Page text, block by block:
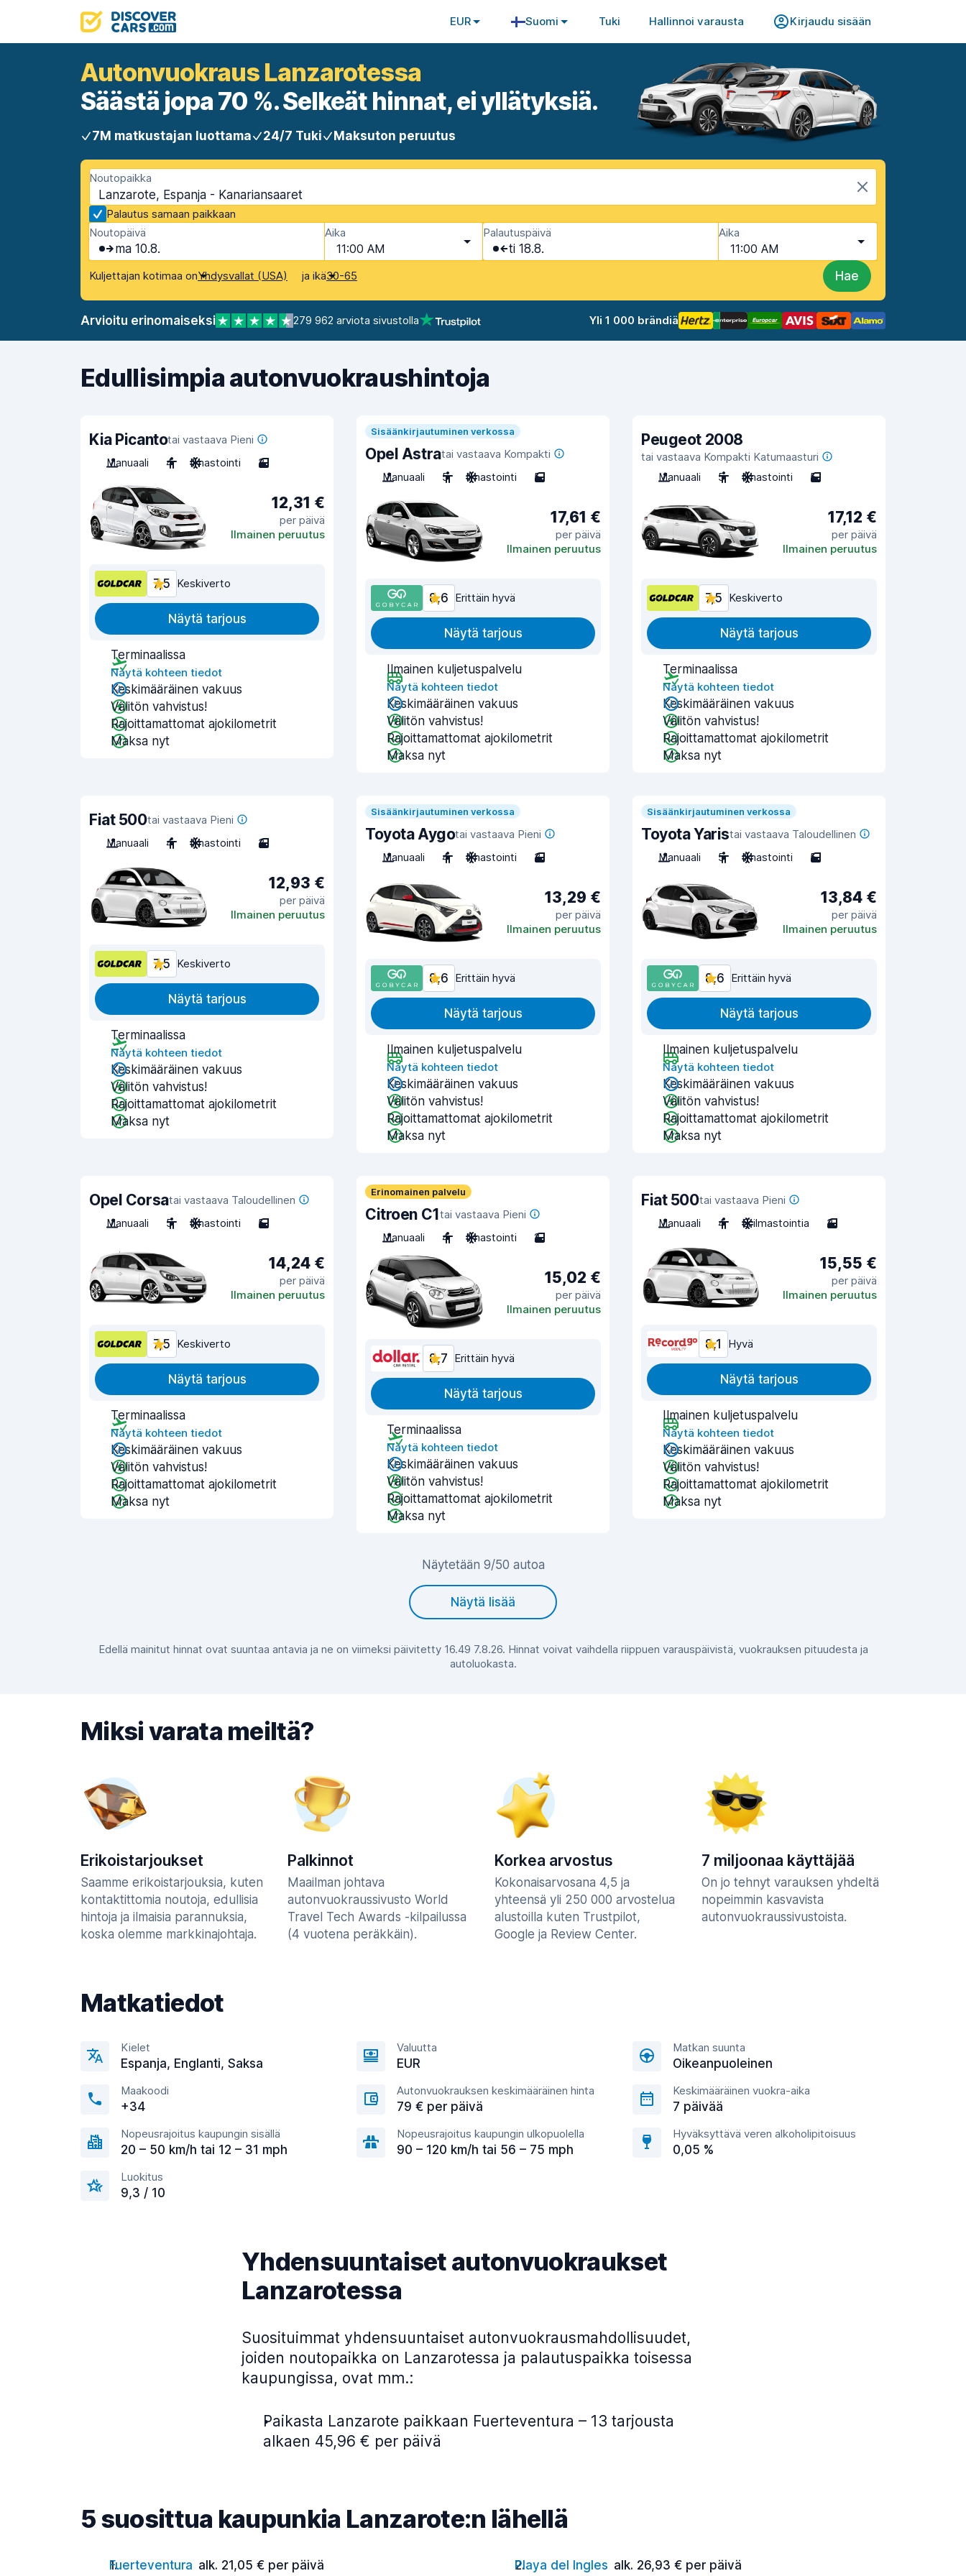
EUR Suomi Tuki Hallinnoi varausta Kirjaudu sisään
Autonvuokraus Lanzarotessa
Säästä jopa 70 %. Selkeät hinnat, ei yllätyksiä.
7M matkustajan luottama 24/7 Tuki Maksuton peruutus
Noutopaikka
Lanzarote, Espanja - Kanariansaaret
Palautus samaan paikkaan
Noutopäivä
ma 10.8.
Aika
11:00 AM
Palautuspäivä
ti 18.8.
Aika
11:00 AM
Kuljettajan kotimaa onYhdysvallat (USA) ja ikä30-65 Hae
Arvioitu erinomaiseksi 279 962 arviota sivustolla Yli 1 000 brändiä
Edullisimpia autonvuokraushintoja
Kia Picantotai vastaava Pieni
Manuaali
4 Ilmastointi 3
12,31 €
per päivä
Ilmainen peruutus
7,5 Keskiverto
Näytä tarjous
Terminaalissa
Näytä kohteen tiedot
Keskimääräinen vakuus
Välitön vahvistus!
Rajoittamattomat ajokilometrit
Maksa nyt
Sisäänkirjautuminen verkossa
Opel Astratai vastaava Kompakti
Manuaali
5 Ilmastointi 5
17,61 €
per päivä
Ilmainen peruutus
8,6 Erittäin hyvä
Näytä tarjous
Ilmainen kuljetuspalvelu
Näytä kohteen tiedot
Keskimääräinen vakuus
Välitön vahvistus!
Rajoittamattomat ajokilometrit
Maksa nyt
Peugeot 2008
tai vastaava Kompakti Katumaasturi
Manuaali
5 Ilmastointi 5
17,12 €
per päivä
Ilmainen peruutus
7,5 Keskiverto
Näytä tarjous
Terminaalissa
Näytä kohteen tiedot
Keskimääräinen vakuus
Välitön vahvistus!
Rajoittamattomat ajokilometrit
Maksa nyt
Fiat 500tai vastaava Pieni
Manuaali
4 Ilmastointi 3
12,93 €
per päivä
Ilmainen peruutus
7,5 Keskiverto
Näytä tarjous
Terminaalissa
Näytä kohteen tiedot
Keskimääräinen vakuus
Välitön vahvistus!
Rajoittamattomat ajokilometrit
Maksa nyt
Sisäänkirjautuminen verkossa
Toyota Aygotai vastaava Pieni
Manuaali
4 Ilmastointi 3
13,29 €
per päivä
Ilmainen peruutus
8,6 Erittäin hyvä
Näytä tarjous
Ilmainen kuljetuspalvelu
Näytä kohteen tiedot
Keskimääräinen vakuus
Välitön vahvistus!
Rajoittamattomat ajokilometrit
Maksa nyt
Sisäänkirjautuminen verkossa
Toyota Yaristai vastaava Taloudellinen
Manuaali
5 Ilmastointi 5
13,84 €
per päivä
Ilmainen peruutus
8,6 Erittäin hyvä
Näytä tarjous
Ilmainen kuljetuspalvelu
Näytä kohteen tiedot
Keskimääräinen vakuus
Välitön vahvistus!
Rajoittamattomat ajokilometrit
Maksa nyt
Opel Corsatai vastaava Taloudellinen
Manuaali
5 Ilmastointi 5
14,24 €
per päivä
Ilmainen peruutus
7,5 Keskiverto
Näytä tarjous
Terminaalissa
Näytä kohteen tiedot
Keskimääräinen vakuus
Välitön vahvistus!
Rajoittamattomat ajokilometrit
Maksa nyt
Erinomainen palvelu
Citroen C1tai vastaava Pieni
Manuaali
4 Ilmastointi 2
15,02 €
per päivä
Ilmainen peruutus
8,7 Erittäin hyvä
Näytä tarjous
Terminaalissa
Näytä kohteen tiedot
Keskimääräinen vakuus
Välitön vahvistus!
Rajoittamattomat ajokilometrit
Maksa nyt
Fiat 500tai vastaava Pieni
Manuaali
4 Ei ilmastointia 3
15,55 €
per päivä
Ilmainen peruutus
8,1 Hyvä
Näytä tarjous
Ilmainen kuljetuspalvelu
Näytä kohteen tiedot
Keskimääräinen vakuus
Välitön vahvistus!
Rajoittamattomat ajokilometrit
Maksa nyt
Näytetään 9/50 autoa
Näytä lisää
Edellä mainitut hinnat ovat suuntaa antavia ja ne on viimeksi päivitetty 16.49 7.8.26. Hinnat voivat vaihdella riippuen varauspäivistä, vuokrauksen pituudesta ja
autoluokasta.
Miksi varata meiltä?
Erikoistarjoukset
Saamme erikoistarjouksia, kuten
kontaktittomia noutoja, edullisia
hintoja ja ilmaisia parannuksia,
koska olemme markkinajohtaja.
Palkinnot
Maailman johtava
autonvuokraussivusto World
Travel Tech Awards -kilpailussa
(4 vuotena peräkkäin).
Korkea arvostus
Kokonaisarvosana 4,5 ja
yhteensä yli 250 000 arvostelua
alustoilla kuten Trustpilot,
Google ja Review Center.
7 miljoonaa käyttäjää
On jo tehnyt varauksen yhdeltä
nopeimmin kasvavista
autonvuokraussivustoista.
Matkatiedot
Kielet
Espanja, Englanti, Saksa
Valuutta
EUR
Matkan suunta
Oikeanpuoleinen
Maakoodi
+34
Autonvuokrauksen keskimääräinen hinta
79 € per päivä
Keskimääräinen vuokra-aika
7 päivää
Nopeusrajoitus kaupungin sisällä
20 – 50 km/h tai 12 – 31 mph
Nopeusrajoitus kaupungin ulkopuolella
90 – 120 km/h tai 56 – 75 mph
Hyväksyttävä veren alkoholipitoisuus
0,05 %
Luokitus
9,3 / 10
Yhdensuuntaiset autonvuokraukset
Lanzarotessa
Suosituimmat yhdensuuntaiset autonvuokrausmahdollisuudet,
joiden noutopaikka on Lanzarotessa ja palautuspaikka toisessa
kaupungissa, ovat mm.:
Paikasta Lanzarote paikkaan Fuerteventura – 13 tarjousta
alkaen 45,96 € per päivä
5 suosittua kaupunkia Lanzarote:n lähellä
Fuerteventura alk. 21,05 € per päivä
Playa del Ingles alk. 26,93 € per päivä